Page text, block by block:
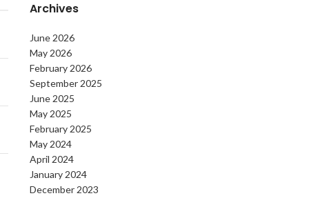
Archives
June 2026
May 2026
February 2026
September 2025
June 2025
May 2025
February 2025
May 2024
April 2024
January 2024
December 2023